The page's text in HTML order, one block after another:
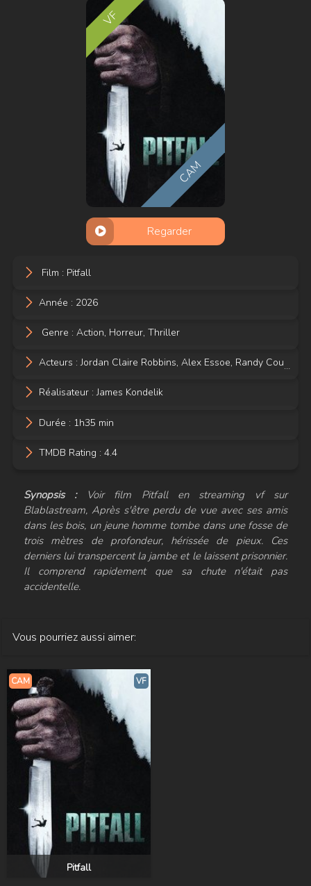
VF
CAM
Regarder
Film : Pitfall
Année : 2026
Genre : Action, Horreur, Thriller
Acteurs :Jordan Claire Robbins, Alex Essoe, Randy Couture
Réalisateur :James Kondelik
Durée : 1h35 min
TMDB Rating : 4.4
Synopsis :Voir film Pitfall en streaming vf sur
Blablastream, Après s'être perdu de vue avec ses amis
dans les bois, un jeune homme tombe dans une fosse de
trois mètres de profondeur, hérissée de pieux. Ces
derniers lui transpercent la jambe et le laissent prisonnier.
Il comprend rapidement que sa chute n'était pas
accidentelle.
Vous pourriez aussi aimer:
Pitfall
CAM VF